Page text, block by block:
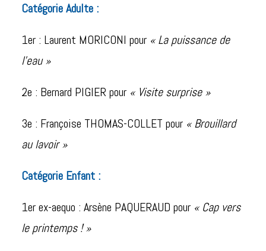
Catégorie Adulte :
1er : Laurent MORICONI pour « La puissance de
l’eau »
2e : Bernard PIGIER pour « Visite surprise »
3e : Françoise THOMAS-COLLET pour « Brouillard
au lavoir »
Catégorie Enfant :
1er ex-aequo : Arsène PAQUERAUD pour « Cap vers
le printemps ! »